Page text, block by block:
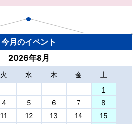
今月のイベント
2026年8月
火 水 木 金
土
1
4 5 6 7
8
11 12 13 14
15